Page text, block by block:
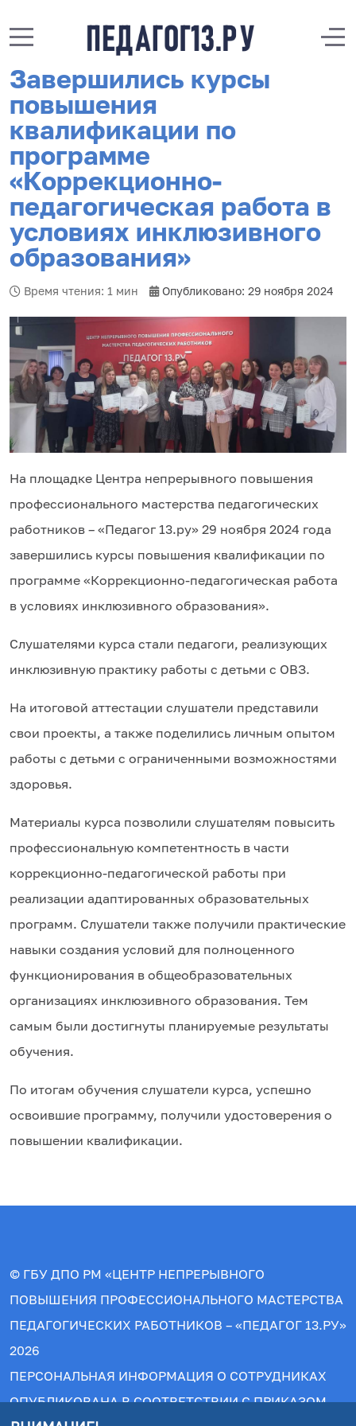
Mobile Menu Toggle
Завершились курсы
повышения
квалификации по
программе
«Коррекционно-
педагогическая работа в
условиях инклюзивного
образования»
Время чтения: 1 мин Опубликовано: 29 ноября 2024
На площадке Центра непрерывного повышения
профессионального мастерства педагогических
работников – «Педагог 13.ру» 29 ноября 2024 года
завершились курсы повышения квалификации по
программе «Коррекционно-педагогическая работа
в условиях инклюзивного образования».
Слушателями курса стали педагоги, реализующих
инклюзивную практику работы с детьми с ОВЗ.
На итоговой аттестации слушатели представили
свои проекты, а также поделились личным опытом
работы с детьми с ограниченными возможностями
здоровья.
Материалы курса позволили слушателям повысить
профессиональную компетентность в части
коррекционно-педагогической работы при
реализации адаптированных образовательных
программ. Слушатели также получили практические
навыки создания условий для полноценного
функционирования в общеобразовательных
организациях инклюзивного образования. Тем
самым были достигнуты планируемые результаты
обучения.
По итогам обучения слушатели курса, успешно
освоившие программу, получили удостоверения о
повышении квалификации.
© ГБУ ДПО РМ «ЦЕНТР НЕПРЕРЫВНОГО
ПОВЫШЕНИЯ ПРОФЕССИОНАЛЬНОГО МАСТЕРСТВА
ПЕДАГОГИЧЕСКИХ РАБОТНИКОВ – «ПЕДАГОГ 13.РУ»
2026
ПЕРСОНАЛЬНАЯ ИНФОРМАЦИЯ О СОТРУДНИКАХ
ОПУБЛИКОВАНА В СООТВЕТСТВИИ С ПРИКАЗОМ